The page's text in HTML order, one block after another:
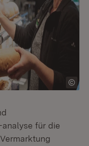
für die